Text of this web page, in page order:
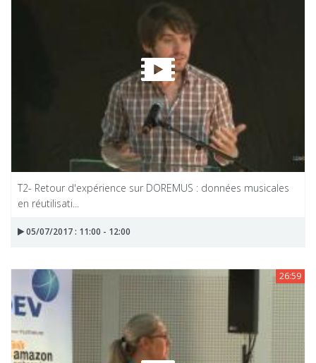
T2- Retour d'expérience sur DOREMUS : données musicales
en réutilisati...
05/07/2017 : 11:00 - 12:00
26:59